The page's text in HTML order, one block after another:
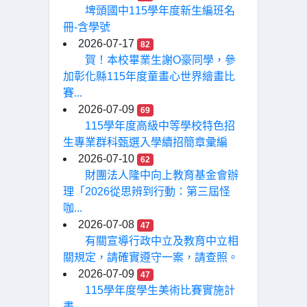
埤頭國中115學年度新生編班名
冊-含學號
2026-07-17
82
賀！本校畢業生謝O豪同學，參
加彰化縣115年度童畫心世界繪畫比
賽...
2026-07-09
69
115學年度高級中等學校特色招
生專業群科甄選入學續招簡章彙編
2026-07-10
62
財團法人隆中向上教育基金會辦
理「2026從思辨到行動：第三屆怪
咖...
2026-07-08
47
有關宣導行政中立及教育中立相
關規定，請確實遵守一案，請查照。
2026-07-09
47
115學年度學生美術比賽實施計